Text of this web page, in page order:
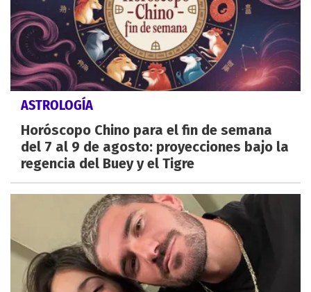
ASTROLOGÍA
Horóscopo Chino para el fin de semana
del 7 al 9 de agosto: proyecciones bajo la
regencia del Buey y el Tigre